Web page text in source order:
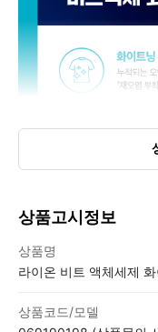
상품고시정보
상품명
라이온 비트 액체세제
상품코드/모델